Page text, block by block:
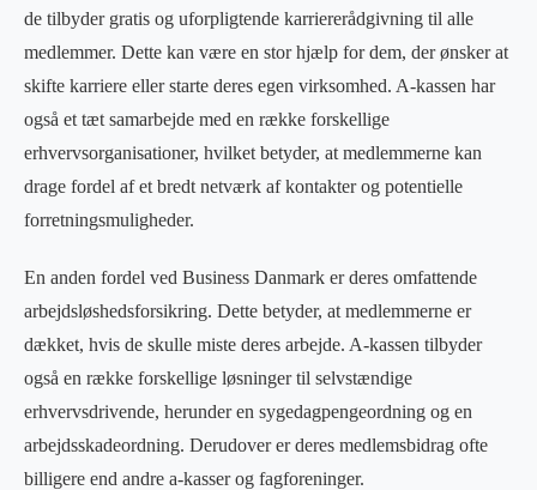
de tilbyder gratis og uforpligtende karriererådgivning til alle
medlemmer. Dette kan være en stor hjælp for dem, der ønsker at
skifte karriere eller starte deres egen virksomhed. A-kassen har
også et tæt samarbejde med en række forskellige
erhvervsorganisationer, hvilket betyder, at medlemmerne kan
drage fordel af et bredt netværk af kontakter og potentielle
forretningsmuligheder.
En anden fordel ved Business Danmark er deres omfattende
arbejdsløshedsforsikring. Dette betyder, at medlemmerne er
dækket, hvis de skulle miste deres arbejde. A-kassen tilbyder
også en række forskellige løsninger til selvstændige
erhvervsdrivende, herunder en sygedagpengeordning og en
arbejdsskadeordning. Derudover er deres medlemsbidrag ofte
billigere end andre a-kasser og fagforeninger.